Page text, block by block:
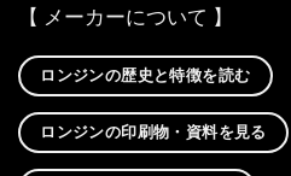
【 メーカーについて 】
ロンジンの歴史と特徴を読む
ロンジンの印刷物・資料を見る